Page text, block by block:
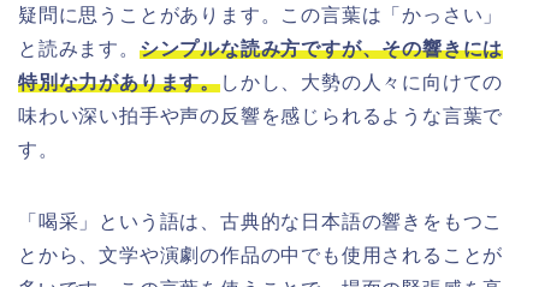
疑問に思うことがあります。この言葉は「かっさい」
と読みます。 シンプルな読み方ですが、その響きには
特別な力があります。しかし、大勢の人々に向けての
味わい深い拍手や声の反響を感じられるような言葉で
す。
「喝采」という語は、古典的な日本語の響きをもつこ
とから、文学や演劇の作品の中でも使用されることが